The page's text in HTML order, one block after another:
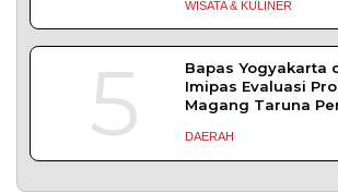
WISATA & KULINER
5
Bapas Yogyakarta
Imipas Evaluasi
Magang Taruna
DAERAH